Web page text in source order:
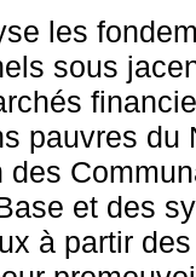
les
sous
pauvres du
des
et des
à partir